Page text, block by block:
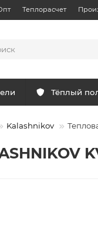
Теплорасчет
Тёплый
Kalashnikov